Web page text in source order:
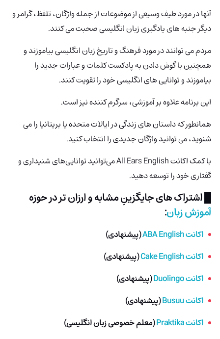
آنها در مورد طیف وسیعی از موضوعات از جمله واژگان، تلفظ، گرامر و
دیگر جنبه های یادگیری زبان انگلیسی صحبت می کنند.
مردم می توانند در مورد فرهنگ و تاریخ زبان انگلیسی بیاموزند و
همچنین با گوش دادن به پادکست کلمات و عبارات جدید را
بیاموزند و توانایی های انگلیسی خود را تقویت کنند.
این برنامه علاوه بر آموزشی، سرگرم کننده نیز است.
همانطور که داستان های زندگی در ایالات متحده یا بریتانیا را می
شنوید، می توانید واژگان جدیدی را انتخاب کنید.
با کمک اکانت
All Ears English می‌توانید توانایی‌های شنیداری و
گفتاری خود را توسعه دهید.
█ اشتراک هایجایگزینِ مشابه و ارزان تردر حوزه
آموزش زبان:
اکانت ABA English
(پیشنهادی)
اکانت Cake English
(پیشنهادی)
اکانت Duolingo
(پیشنهادی)
اکانت Busuu
(پیشنهادی)
اکانت Praktika
(معلم خصوصی زبان انگلیسی)